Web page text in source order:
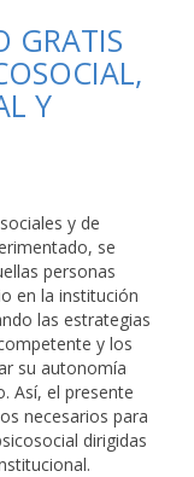
GRATIS
Y
y de
se
personas
en la institución
las estrategias
y los
su autonomía
Así, el presente
necesarios para
dirigidas